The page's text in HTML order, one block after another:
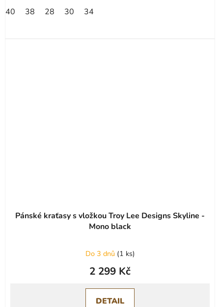
40 38 28 30 34
Pánské kraťasy s vložkou Troy Lee Designs Skyline -
Mono black
Do 3 dnů (1 ks)
2 299 Kč
DETAIL